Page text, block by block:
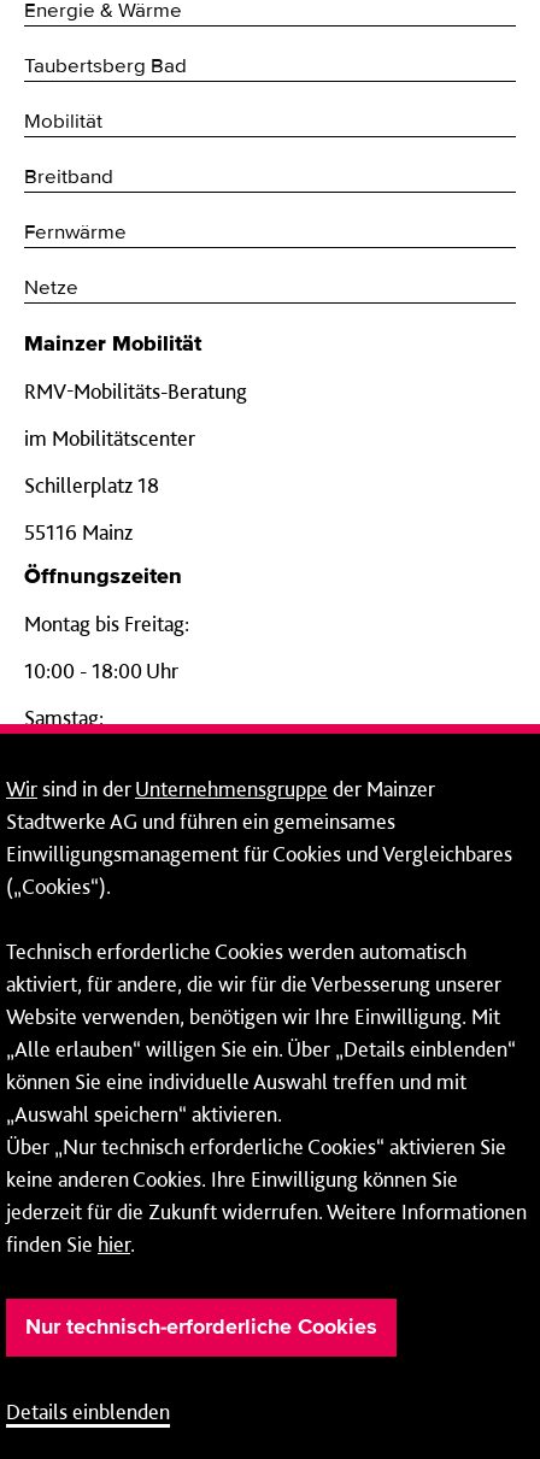
Energie & Wärme
Taubertsberg Bad
Mobilität
Breitband
Fernwärme
Netze
Mainzer Mobilität
RMV-Mobilitäts-Beratung
im Mobilitätscenter
Schillerplatz 18
55116 Mainz
Öffnungszeiten
Montag bis Freitag:
10:00 - 18:00 Uhr
Samstag:
24-Stunden-Telefon*
06131 – 12 77 77
Fax: 06131 – 12 66 66
* Montags bis freitags bis 7 und ab 18 Uhr sowie an
Wochenenden und Feiertagen ganztags werden Ihre
Anrufe je nach Themenauswahl an ein Callcenter des
RMV oder von nextbike weitergeleitet. Dort erhalten Sie
ausschließlich Auskünfte zum Fahrplan bzw. zu
meinRad.
Wirsind in derUnternehmensgruppe der Mainzer
Stadtwerke AG und führen ein gemeinsames
Einwilligungsmanagement für Cookies und Vergleichbares
(„Cookies“).
Technisch erforderliche Cookies werden automatisch
aktiviert, für andere, die wir für die Verbesserung unserer
Website verwenden, benötigen wir Ihre Einwilligung. Mit
„Alle erlauben“ willigen Sie ein. Über „Details einblenden“
können Sie eine individuelle Auswahl treffen und mit
„Auswahl speichern“ aktivieren.
Über „Nur technisch erforderliche Cookies“ aktivieren Sie
keine anderen Cookies. Ihre Einwilligung können Sie
jederzeit für die Zukunft widerrufen. Weitere Informationen
finden Sie hier.
Nur technisch-erforderliche Cookies
Details einblenden